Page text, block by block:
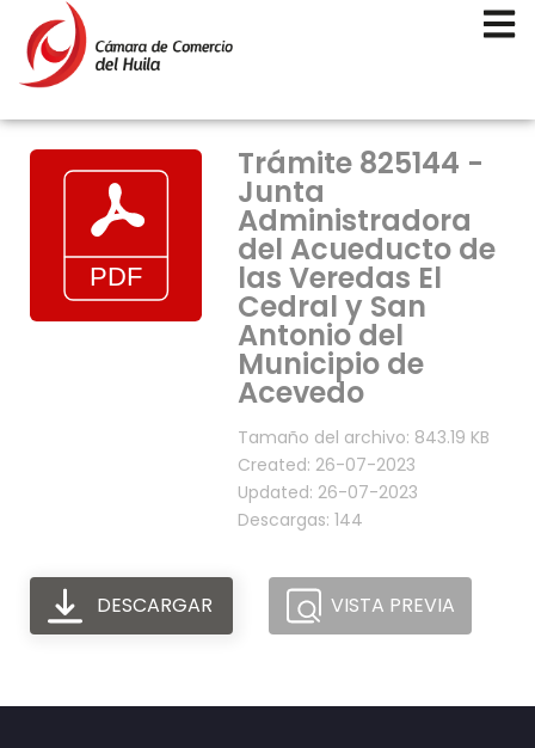
Trámite 825144 -
Junta
Administradora
del Acueducto de
las Veredas El
Cedral y San
Antonio del
Municipio de
Acevedo
Tamaño del archivo: 843.19 KB
Created: 26-07-2023
Updated: 26-07-2023
Descargas: 144
DESCARGAR VISTA PREVIA